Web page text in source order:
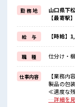
基本的に髪色自由で
(規定有)≪動きやす
制服があるので、
毎日の服装の悩み
≪未経験OKの仕事≫
新しいことにチャレ
しっかり働く環境が
イチからスキルUP
≪収入アップを目
高時給だらけの派
■職場の雰囲気
派手すぎなければ
勤 務 地
山口県下
【最寄駅
給 与 【時給】
職 種 仕分け・
仕事内容
【業務内
製品の包装
≪適度な
く稼げま
…詳細を